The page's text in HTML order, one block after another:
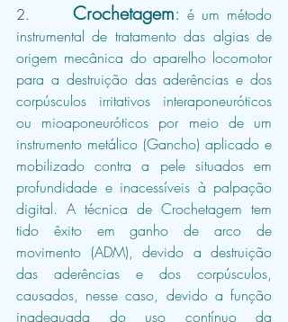
2. Crochetagem: é um método
instrumental de tratamento das algias de
origem mecânica do aparelho locomotor
para a destruição das aderências e dos
corpúsculos irritativos interaponeuróticos
ou mioaponeuróticos por meio de um
instrumento metálico (Gancho) aplicado e
mobilizado contra a pele situados em
profundidade e inacessíveis à palpação
digital. A técnica de Crochetagem tem
tido êxito em ganho de arco de
movimento (ADM), devido a destruição
das aderências e dos corpúsculos,
causados, nesse caso, devido a função
inadequada do uso contínuo da